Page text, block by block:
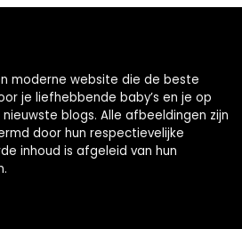
moderne website die de beste
je liefhebbende baby’s en je op
blogs. Alle afbeeldingen zijn
door hun respectievelijke
inhoud is afgeleid van hun